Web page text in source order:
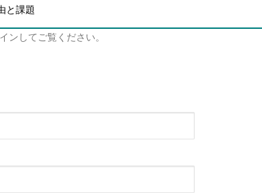
と課題
ンしてご覧ください。